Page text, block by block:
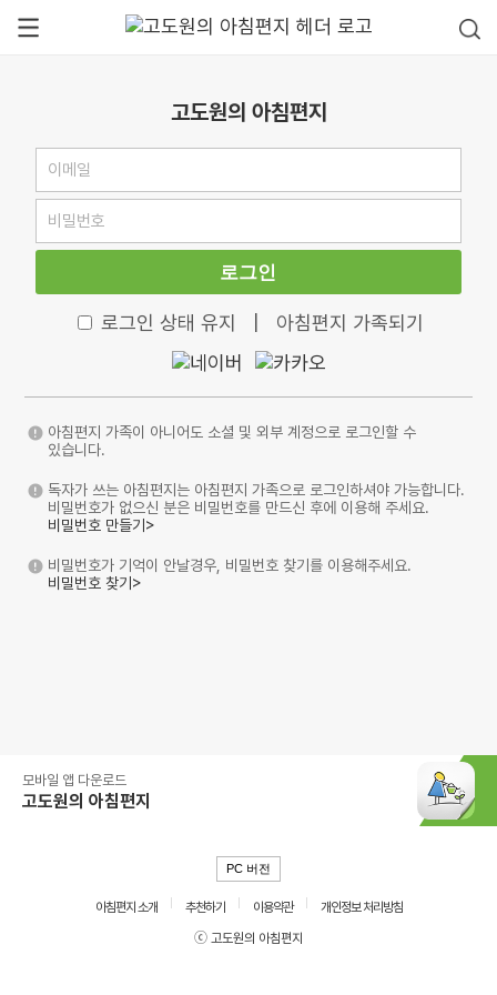
고도원의 아침편지
로그인
로그인 상태 유지 아침편지 가족되기
아침편지 가족이 아니어도 소셜 및 외부 계정으로 로그인할 수
있습니다.
독자가 쓰는 아침편지는 아침편지 가족으로 로그인하셔야 가능합니다.
비밀번호가 없으신 분은 비밀번호를 만드신 후에 이용해 주세요.
비밀번호 만들기>
비밀번호가 기억이 안날경우, 비밀번호 찾기를 이용해주세요.
비밀번호 찾기>
모바일 앱 다운로드
고도원의 아침편지
PC 버전
아침편지 소개 추천하기 이용약관
개인정보 처리방침
ⓒ 고도원의 아침편지